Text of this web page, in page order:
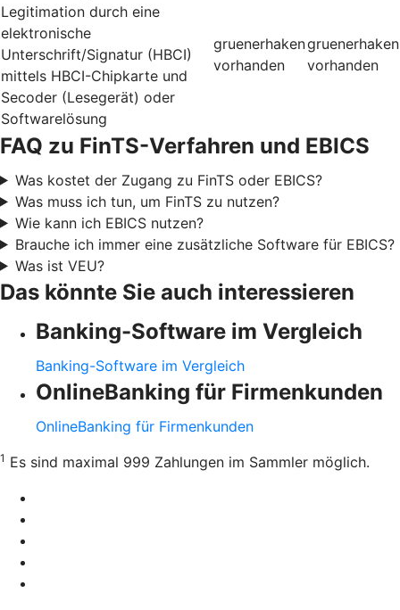
Legitimation durch eine
elektronische
Unterschrift/Signatur (HBCI)
mittels HBCI-Chipkarte und
Secoder (Lesegerät) oder
Softwarelösung
gruenerhaken
vorhanden
gruenerhaken
vorhanden
FAQ zu FinTS-Verfahren und EBICS
Was kostet der Zugang zu FinTS oder EBICS?
Was muss ich tun, um FinTS zu nutzen?
Wie kann ich EBICS nutzen?
Brauche ich immer eine zusätzliche Software für EBICS?
Was ist VEU?
Das könnte Sie auch interessieren
Banking-Software im Vergleich
Banking-Software im Vergleich
OnlineBanking für Firmenkunden
OnlineBanking für Firmenkunden
1 Es sind maximal 999 Zahlungen im Sammler möglich.